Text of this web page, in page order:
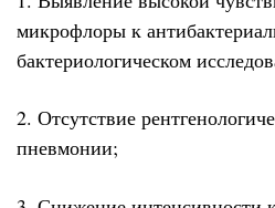
микрофлоры к
бактериологическом
2. Отсутствие
пневмонии;